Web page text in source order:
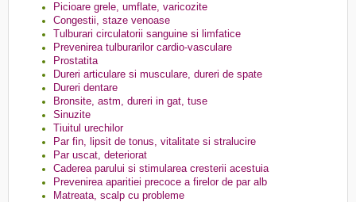
Picioare grele, umflate, varicozite
Congestii, staze venoase
Tulburari circulatorii sanguine si limfatice
Prevenirea tulburarilor cardio-vasculare
Prostatita
Dureri articulare si musculare, dureri de spate
Dureri dentare
Bronsite, astm, dureri in gat, tuse
Sinuzite
Tiuitul urechilor
Par fin, lipsit de tonus, vitalitate si stralucire
Par uscat, deteriorat
Caderea parului si stimularea cresterii acestuia
Prevenirea aparitiei precoce a firelor de par alb
Matreata, scalp cu probleme